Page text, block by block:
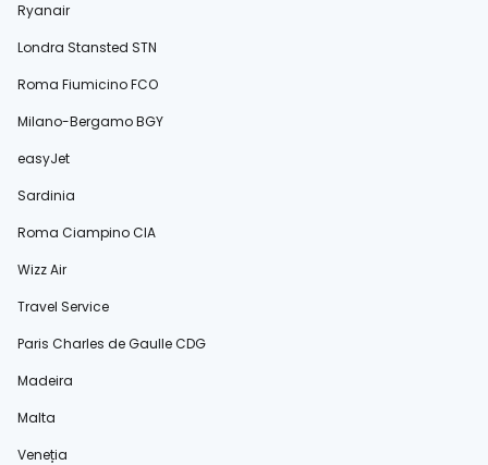
Ryanair
Londra Stansted STN
Roma Fiumicino FCO
Milano-Bergamo BGY
easyJet
Sardinia
Roma Ciampino CIA
Wizz Air
Travel Service
Paris Charles de Gaulle CDG
Madeira
Malta
Veneția